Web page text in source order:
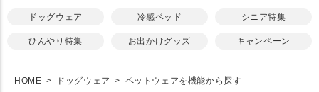
ドッグウェア 冷感ベッド シニア特集
ひんやり特集 お出かけグッズ キャンペーン
HOME ドッグウェア
ペットウェアを機能から探す